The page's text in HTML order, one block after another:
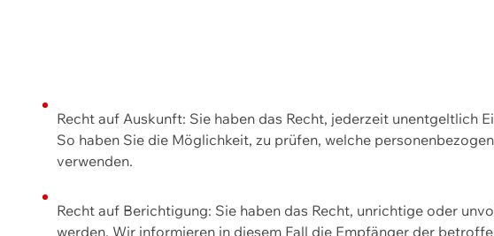
Recht auf Auskunft: Sie haben das Recht, jederzeit unentgeltlich
So haben Sie die Möglichkeit, zu prüfen, welche
verwenden.
Recht auf Berichtigung: Sie haben das Recht, unrichtige oder
werden. Wir informieren in diesem Fall die Empfänger der